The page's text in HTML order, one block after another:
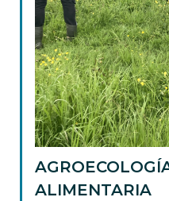
ALIMENTARIA